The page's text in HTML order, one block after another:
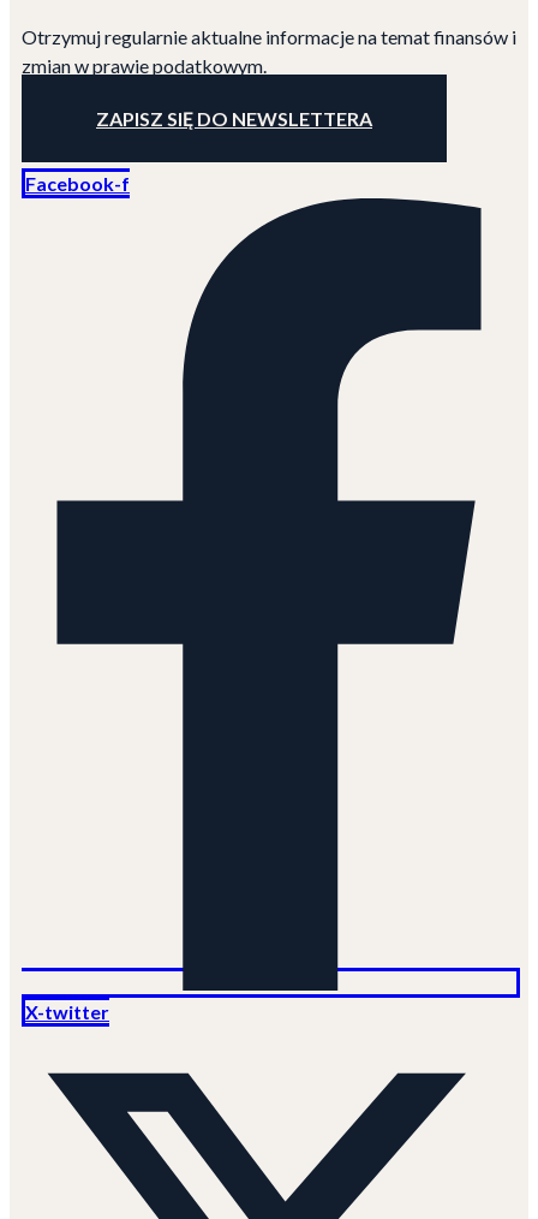
Otrzymuj regularnie aktualne informacje na temat finansów i
zmian w prawie podatkowym.
ZAPISZ SIĘ DO NEWSLETTERA
Facebook-f
X-twitter